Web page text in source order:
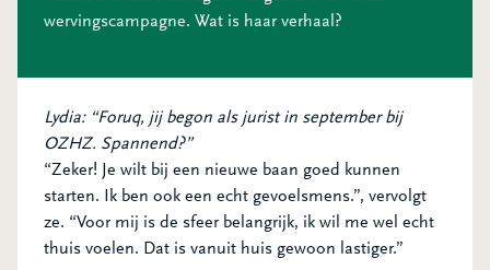
wervingscampagne. Wat is haar verhaal?
Lydia: “Foruq, jij begon als jurist in september bij
OZHZ. Spannend?”
“Zeker! Je wilt bij een nieuwe baan goed kunnen
starten. Ik ben ook een echt gevoelsmens.”, vervolgt
ze. “Voor mij is de sfeer belangrijk, ik wil me wel echt
thuis voelen. Dat is vanuit huis gewoon lastiger.”